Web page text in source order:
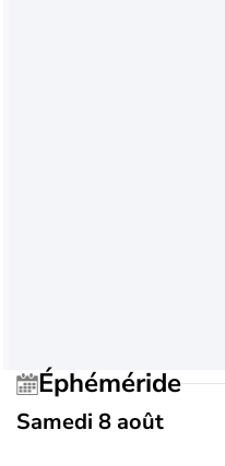
Éphéméride
Samedi 8 août